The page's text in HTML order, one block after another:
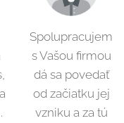
Spolupracujem
s Vašou firmou
dá sa povedať
od začiatku jej
vzniku a za tú